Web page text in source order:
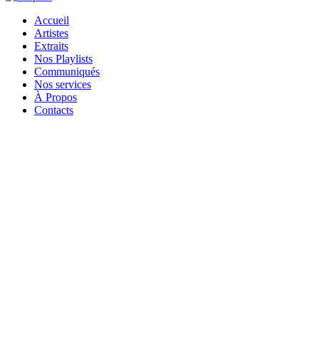
Accueil
Artistes
Extraits
Nos Playlists
Communiqués
Nos services
À Propos
Contacts